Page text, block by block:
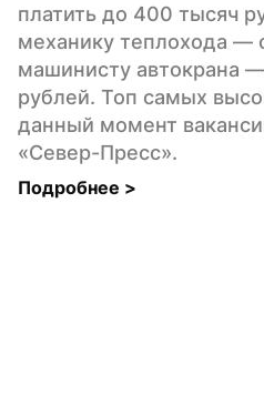
платить до 400 тысяч
механику теплохода —
машинисту автокрана
рублей. Топ самых
данный момент
«Север-Пресс».
Подробнее >